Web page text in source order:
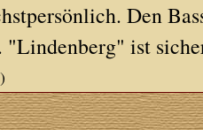
Den
"Lindenberg" ist